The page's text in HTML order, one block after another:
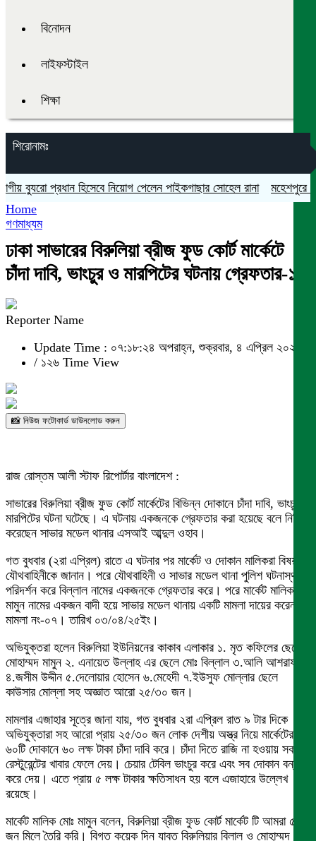
বিনোদন
লাইফস্টাইল
শিক্ষা
শিরোনামঃ
ব্যুরো প্রধান হিসেবে নিয়োগ পেলেন পাইকগাছার সোহেল রানা মহেশপুরে
Home
গণমাধ্যম
ঢাকা সাভারের বিরুলিয়া ব্রীজ ফুড কোর্ট মার্কেটে
চাঁদা দাবি, ভাংচুর ও মারপিটের ঘটনায় গ্রেফতার-১”
Reporter Name
Update Time : ০৭:১৮:২৪ অপরাহ্ন, শুক্রবার, ৪ এপ্রিল ২০২৫
/ ১২৬ Time View
📸 নিউজ ফটোকার্ড ডাউনলোড করুন
রাজ রোস্তম আলী স্টাফ রিপোর্টার বাংলাদেশ :
সাভারের বিরুলিয়া ব্রীজ ফুড কোর্ট মার্কেটের বিভিন্ন দোকানে চাঁদা দাবি, ভাংচুর ও
মারপিটের ঘটনা ঘটেছে। এ ঘটনায় একজনকে গ্রেফতার করা হয়েছে বলে নিশ্চিত
করেছেন সাভার মডেল থানার এসআই আব্দুল ওহাব।
গত বুধবার (২রা এপ্রিল) রাতে এ ঘটনার পর মার্কেট ও দোকান মালিকরা বিষয়টি
যৌথবাহিনীকে জানান। পরে যৌথবাহিনী ও সাভার মডেল থানা পুলিশ ঘটনাস্থল
পরিদর্শন করে বিল্লাল নামের একজনকে গ্রেফতার করে। পরে মার্কেট মালিক
মামুন নামের একজন বাদী হয়ে সাভার মডেল থানায় একটি মামলা দায়ের করেন।
মামলা নং-০৭। তারিখ ০৩/০৪/২৫ইং।
অভিযুক্তরা হলেন বিরুলিয়া ইউনিয়নের কাকাব এলাকার ১. মৃত কফিলের ছেলে
মোহাম্মদ মামুন ২. এনায়েত উল্লাহ এর ছেলে মোঃ বিল্লাল ৩.আলি আশরাফ
৪.জসীম উদ্দীন ৫.দেলোয়ার হোসেন ৬.মেহেদী ৭.ইউসুফ মোল্লার ছেলে
কাউসার মোল্লা সহ অজ্ঞাত আরো ২৫/৩০ জন।
মামলার এজাহার সূত্রে জানা যায়, গত বুধবার ২রা এপ্রিল রাত ৯ টার দিকে
অভিযুক্তারা সহ আরো প্রায় ২৫/৩০ জন লোক দেশীয় অস্ত্র নিয়ে মার্কেটের
৬০টি দোকানে ৬০ লক্ষ টাকা চাঁদা দাবি করে। চাঁদা দিতে রাজি না হওয়ায় সকল
রেস্টুরেন্টের খাবার ফেলে দেয়। চেয়ার টেবিল ভাংচুর করে এবং সব দোকান বন্ধ
করে দেয়। এতে প্রায় ৫ লক্ষ টাকার ক্ষতিসাধন হয় বলে এজাহারে উল্লেখ
রয়েছে।
মার্কেট মালিক মোঃ মামুন বলেন, বিরুলিয়া ব্রীজ ফুড কোর্ট মার্কেট টি আমরা ৫
জন মিলে তৈরি করি। বিগত কয়েক দিন যাবত বিরুলিয়ার বিলাল ও মোহাম্মদ